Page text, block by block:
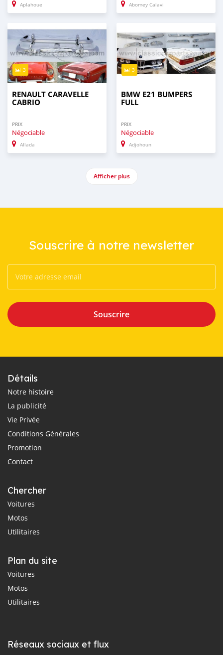
Aplahoue Abomey Calavi
3
RENAULT CARAVELLE
CABRIO
PRIX
Négociable
Allada
3
BMW E21 BUMPERS
FULL
PRIX
Négociable
Adjohoun
Afficher plus
Souscrire à notre newsletter
Souscrire
Détails
Notre histoire
La publicité
Vie Privée
Conditions Générales
Promotion
Contact
Chercher
Voitures
Motos
Utilitaires
Plan du site
Voitures
Motos
Utilitaires
Réseaux sociaux et flux